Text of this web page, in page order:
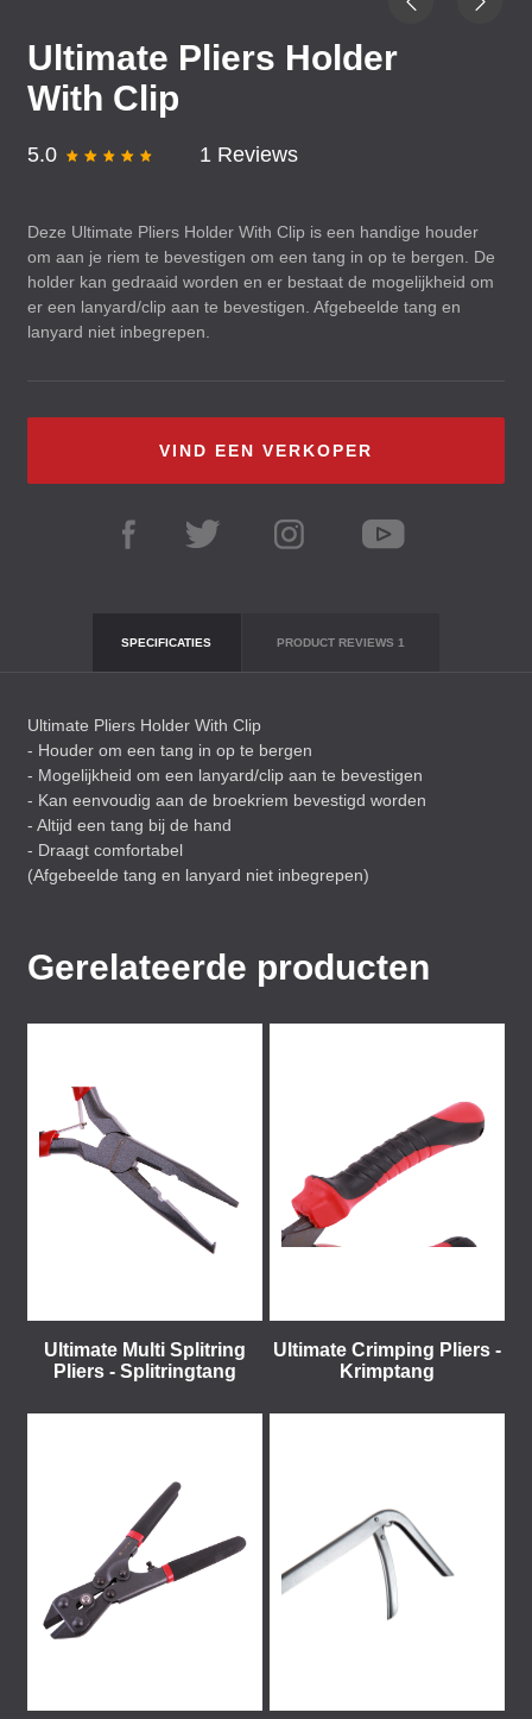
Ultimate Pliers Holder
With Clip
5.0 1 Reviews
Deze Ultimate Pliers Holder With Clip is een handige houder
om aan je riem te bevestigen om een tang in op te bergen. De
holder kan gedraaid worden en er bestaat de mogelijkheid om
er een lanyard/clip aan te bevestigen. Afgebeelde tang en
lanyard niet inbegrepen.
VIND EEN VERKOPER
SPECIFICATIES PRODUCT REVIEWS 1
Ultimate Pliers Holder With Clip
- Houder om een tang in op te bergen
- Mogelijkheid om een lanyard/clip aan te bevestigen
- Kan eenvoudig aan de broekriem bevestigd worden
- Altijd een tang bij de hand
- Draagt comfortabel
(Afgebeelde tang en lanyard niet inbegrepen)
Gerelateerde producten
Ultimate Multi Splitring
Pliers - Splitringtang
Ultimate Crimping Pliers -
Krimptang